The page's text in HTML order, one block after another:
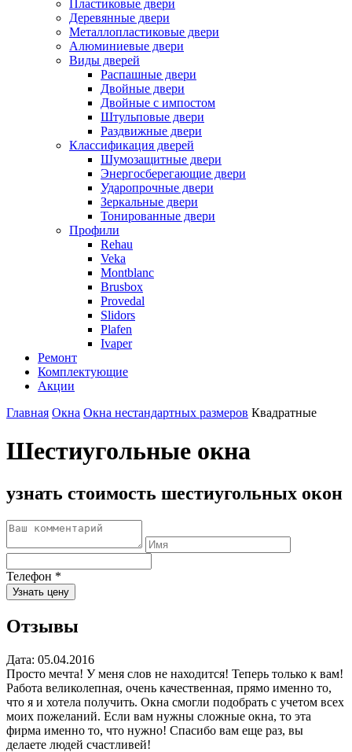
Пластиковые двери
Деревянные двери
Металлопластиковые двери
Алюминиевые двери
Виды дверей
Распашные двери
Двойные двери
Двойные с импостом
Штульповые двери
Раздвижные двери
Классификация дверей
Шумозащитные двери
Энергосберегающие двери
Ударопрочные двери
Зеркальные двери
Тонированные двери
Профили
Rehau
Veka
Montblanc
Brusbox
Provedal
Slidors
Plafen
Ivaper
Ремонт
Комплектующие
Акции
Главная Окна Окна нестандартных размеров Квадратные
Шестиугольные окна
узнать стоимость шестиугольных окон
Телефон *
Узнать цену
Отзывы
Дата: 05.04.2016
Просто мечта! У меня слов не находится! Теперь только к вам!
Работа великолепная, очень качественная, прямо именно то,
что я и хотела получить. Окна смогли подобрать с учетом всех
моих пожеланий. Если вам нужны сложные окна, то эта
фирма именно то, что нужно! Спасибо вам еще раз, вы
делаете людей счастливей!